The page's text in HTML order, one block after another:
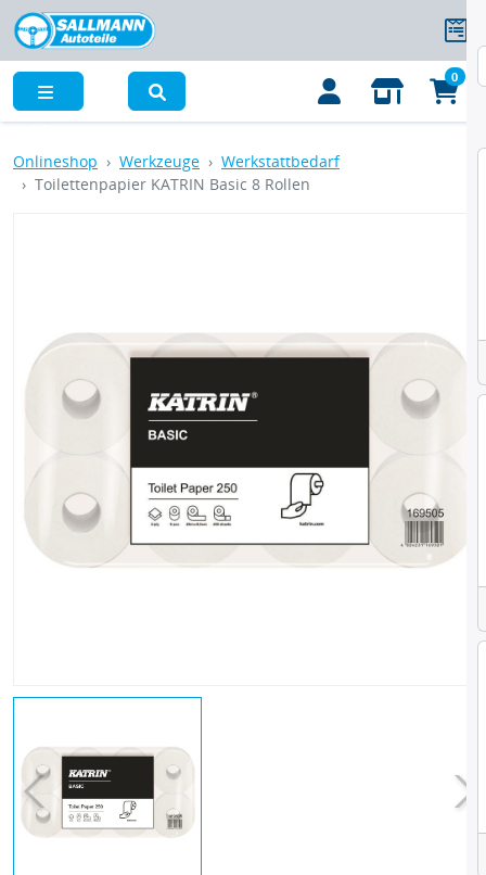
0
Onlineshop Werkzeuge
Werkstattbedarf
Toilettenpapier KATRIN Basic 8 Rollen